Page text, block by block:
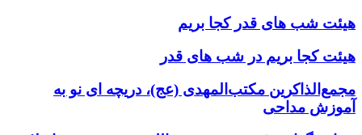
هیئت شب های قدر کجا بریم
هیئت کجا بریم در شب های قدر
مجمع‌الذاکرین مکتب‌المهدی (عج)، دریچه ای نو به
آموزش مداحی